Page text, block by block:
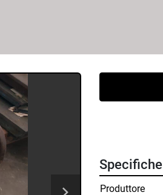
Specifiche
Produttore